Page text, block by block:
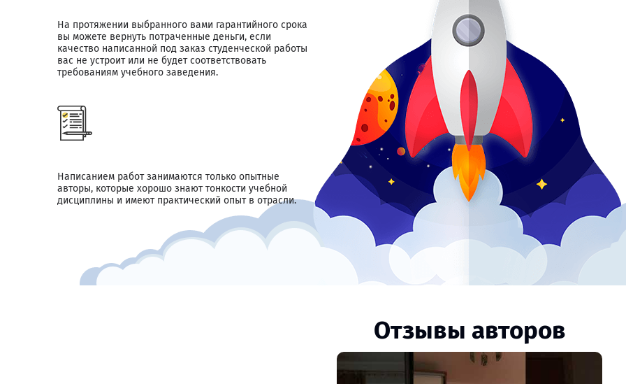
На протяжении выбранного вами гарантийного срока
вы можете вернуть потраченные деньги, если
качество написанной под заказ студенческой работы
вас не устроит или не будет соответствовать
требованиям учебного заведения.
Написанием работ занимаются только опытные
авторы, которые хорошо знают тонкости учебной
дисциплины и имеют практический опыт в отрасли.
Отзывы авторов